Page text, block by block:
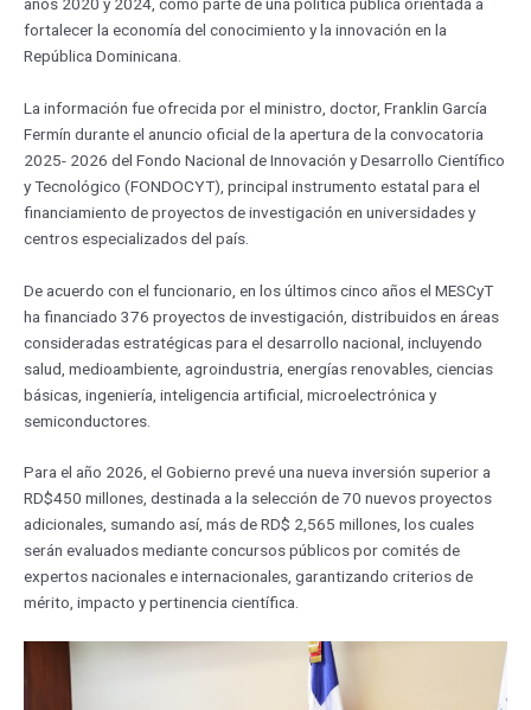
fortalecer la economía del conocimiento y la innovación en la
República Dominicana.
La información fue ofrecida por el ministro, doctor, Franklin García
Fermín durante el anuncio oficial de la apertura de la convocatoria
2025- 2026 del Fondo Nacional de Innovación y Desarrollo Científico
y Tecnológico (FONDOCYT), principal instrumento estatal para el
financiamiento de proyectos de investigación en universidades y
centros especializados del país.
De acuerdo con el funcionario, en los últimos cinco años el MESCyT
ha financiado 376 proyectos de investigación, distribuidos en áreas
consideradas estratégicas para el desarrollo nacional, incluyendo
salud, medioambiente, agroindustria, energías renovables, ciencias
básicas, ingeniería, inteligencia artificial, microelectrónica y
semiconductores.
Para el año 2026, el Gobierno prevé una nueva inversión superior a
RD$450 millones, destinada a la selección de 70 nuevos proyectos
adicionales, sumando así, más de RD$ 2,565 millones, los cuales
serán evaluados mediante concursos públicos por comités de
expertos nacionales e internacionales, garantizando criterios de
mérito, impacto y pertinencia científica.